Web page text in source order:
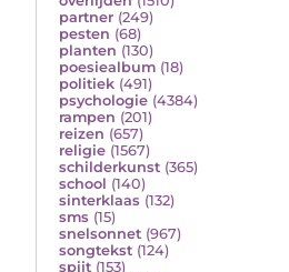
partner (249)
pesten (68)
planten (130)
poesiealbum (18)
politiek (491)
psychologie (4384)
rampen (201)
reizen (657)
religie (1567)
schilderkunst (365)
school (140)
sinterklaas (132)
sms (15)
snelsonnet (967)
songtekst (124)
spijt (153)